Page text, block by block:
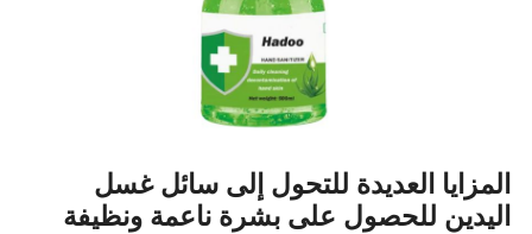
المزايا العديدة للتحول إلى سائل غسل
اليدين للحصول على بشرة ناعمة ونظيفة